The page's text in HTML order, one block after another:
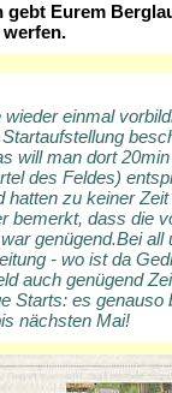
Eurem
werfen.
einmal
will man dort
des Feldes)
hatten zu keiner
bemerkt, dass die
genügend.Bei
- wo ist da
auch genügend
Starts: es
nächsten Mai!